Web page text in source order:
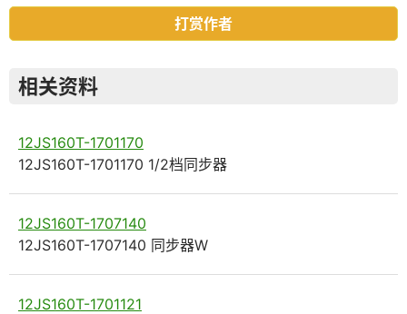
打赏作者
相关资料
12JS160T-1701170
12JS160T-1701170 1/2档同步器
12JS160T-1707140
12JS160T-1707140 同步器W
12JS160T-1701121